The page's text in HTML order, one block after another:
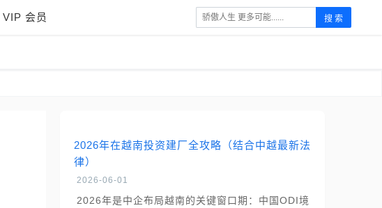
VIP 会员 搜 索
2026年在越南投资建厂全攻略（结合中越最新法
律）
2026-06-01
2026年是中企布局越南的关键窗口期：中国ODI境